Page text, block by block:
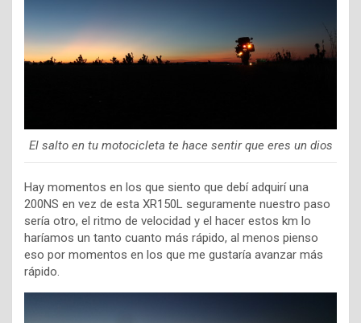
El salto en tu motocicleta te hace sentir que eres un dios
Hay momentos en los que siento que debí adquirí una
200NS en vez de esta XR150L seguramente nuestro paso
sería otro, el ritmo de velocidad y el hacer estos km lo
haríamos un tanto cuanto más rápido, al menos pienso
eso por momentos en los que me gustaría avanzar más
rápido.